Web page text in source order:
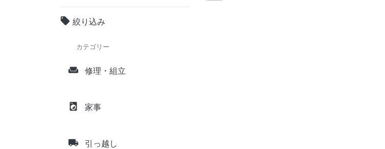
local_offer 絞り込み
カテゴリー
weekend 修理・組立
local_laundry_service 家事
local_shipping 引っ越し